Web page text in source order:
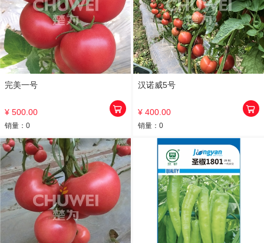
完美一号
¥ 500.00
销量： 0
汉诺威5号
¥ 400.00
销量： 0